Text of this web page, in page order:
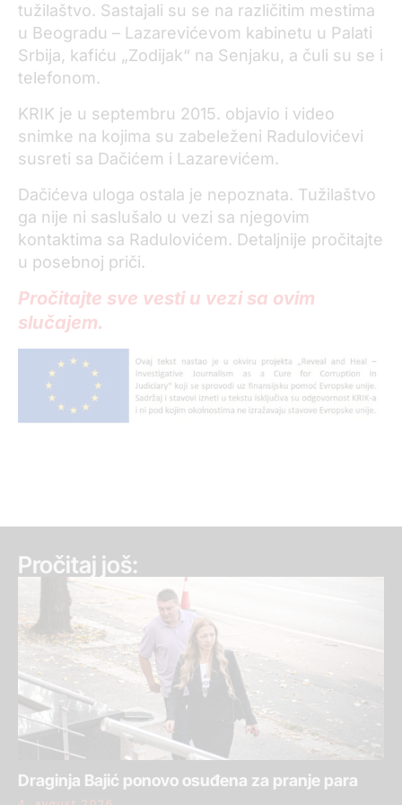
tužilaštvo. Sastajali su se na različitim mestima
u Beogradu – Lazarevićevom kabinetu u Palati
Srbija, kafiću „Zodijak“ na Senjaku, a čuli su se i
telefonom.
KRIK je u septembru 2015. objavio i video
snimke na kojima su zabeleženi Radulovićevi
susreti sa Dačićem i Lazarevićem.
Dačićeva uloga ostala je nepoznata. Tužilaštvo
ga nije ni saslušalo u vezi sa njegovim
kontaktima sa Radulovićem. Detaljnije pročitajte
u posebnoj priči.
Pročitajte sve vesti u vezi sa ovim
slučajem.
Pročitaj još:
Draginja Bajić ponovo osuđena za pranje para